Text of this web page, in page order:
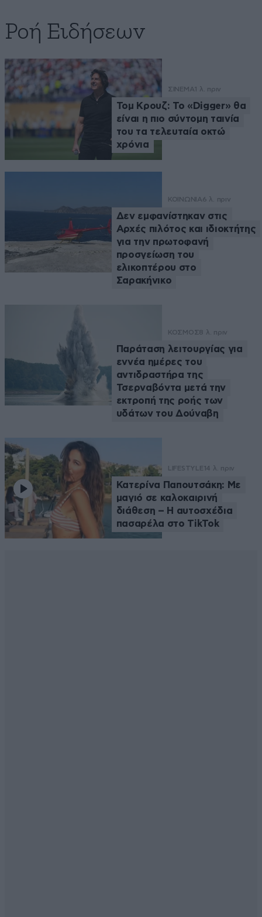
Ροή Ειδήσεων
ΣΙΝΕΜΑ 1 λ. πριν
Τομ Κρουζ: Το «Digger» θα
είναι η πιο σύντομη ταινία
του τα τελευταία οκτώ
χρόνια
ΚΟΙΝΩΝΙΑ6 λ. πριν
Δεν εμφανίστηκαν στις
Αρχές πιλότος και ιδιοκτήτης
για την πρωτοφανή
προσγείωση του
ελικοπτέρου στο
Σαρακήνικο
ΚΟΣΜΟΣ8 λ. πριν
Παράταση λειτουργίας για
εννέα ημέρες του
αντιδραστήρα της
Τσερναβόντα μετά την
εκτροπή της ροής των
υδάτων του Δούναβη
LIFESTYLE 14 λ. πριν
Κατερίνα Παπουτσάκη: Με
μαγιό σε καλοκαιρινή
διάθεση – Η αυτοσχέδια
πασαρέλα στο TikTok